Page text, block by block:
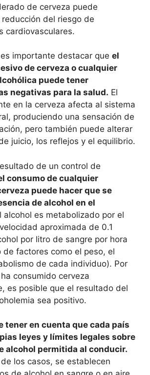
de cerveza puede
del riesgo de
cardiovasculares.
importante destacar que el
de cerveza o cualquier
puede tener
negativas para la salud. El
en la cerveza afecta al sistema
produciendo una sensación de
pero también puede alterar
juicio, los reflejos y el equilibrio.
de un control de
consumo de cualquier
puede hacer que se
de alcohol en el
alcohol es metabolizado por el
aproximada de 0.1
por litro de sangre por hora
de factores como el peso, el
de cada individuo). Por
consumido cerveza
es posible que el resultado del
sea positivo.
tener en cuenta que cada país
leyes y límites legales sobre
alcohol permitida al conducir.
los casos, se establecen